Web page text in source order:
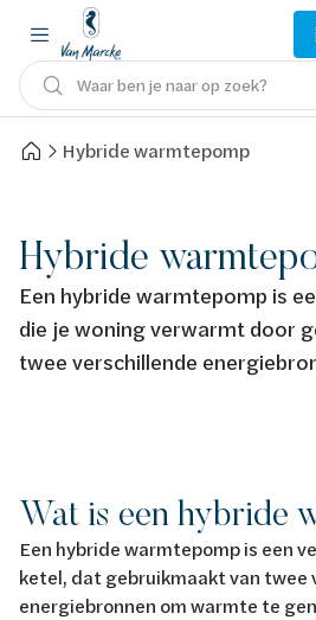
Waar ben je naar op zoek?
Hybride warmtepomp
Hybride
Een hybride warmtepomp is
die je woning verwarmt door
twee verschillende
Wat is een hybride
Een hybride warmtepomp is een
ketel, dat gebruikmaakt van twee
energiebronnen om warmte te